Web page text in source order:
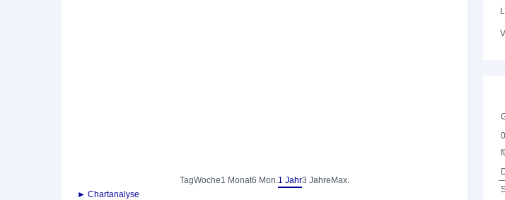
TagWoche1 Monat6 Mon.1 Jahr3 Jahre Max.
► Chartanalyse
0